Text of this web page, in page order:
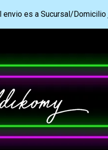
es a Sucursal/Domicilio